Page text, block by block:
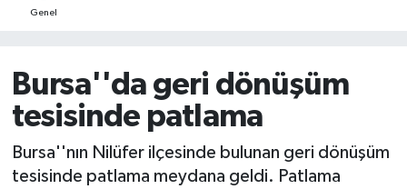
Genel
Bursa''da geri dönüşüm
tesisinde patlama
Bursa''nın Nilüfer ilçesinde bulunan geri dönüşüm
tesisinde patlama meydana geldi. Patlama
Süper Lig Puan Durumu ve Fikstür
Son Dakika Haberleri
Haber Arşivi